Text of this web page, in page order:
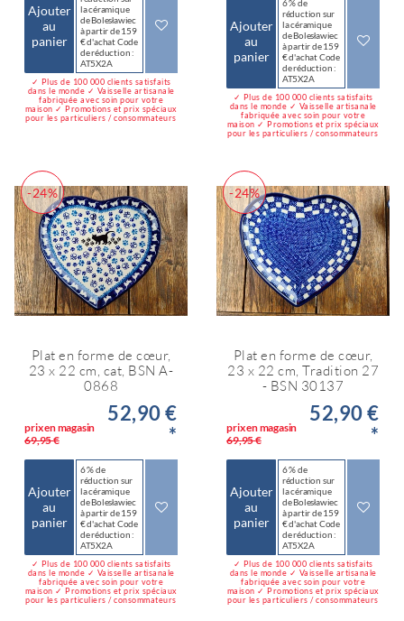
Ajouter
au
panier
la céramique
de Bolesławiec
à partir de 159
€ d'achat Code
de réduction :
AT5X2A
✓ Plus de 100 000 clients satisfaits
dans le monde ✓ Vaisselle artisanale
fabriquée avec soin pour votre
maison ✓ Promotions et prix spéciaux
pour les particuliers / consommateurs
Ajouter
au
panier
6 % de
réduction sur
la céramique
de Bolesławiec
à partir de 159
€ d'achat Code
de réduction :
AT5X2A
✓ Plus de 100 000 clients satisfaits
dans le monde ✓ Vaisselle artisanale
fabriquée avec soin pour votre
maison ✓ Promotions et prix spéciaux
pour les particuliers / consommateurs
-24%
Plat en forme de cœur,
23 x 22 cm, cat, BSN A-
0868
prix en magasin
69,95 €
52,90 €
*
Ajouter
au
panier
6 % de
réduction sur
la céramique
de Bolesławiec
à partir de 159
€ d'achat Code
de réduction :
AT5X2A
✓ Plus de 100 000 clients satisfaits
dans le monde ✓ Vaisselle artisanale
fabriquée avec soin pour votre
maison ✓ Promotions et prix spéciaux
pour les particuliers / consommateurs
-24%
Plat en forme de cœur,
23 x 22 cm, Tradition 27
- BSN 30137
prix en magasin
69,95 €
52,90 €
*
Ajouter
au
panier
6 % de
réduction sur
la céramique
de Bolesławiec
à partir de 159
€ d'achat Code
de réduction :
AT5X2A
✓ Plus de 100 000 clients satisfaits
dans le monde ✓ Vaisselle artisanale
fabriquée avec soin pour votre
maison ✓ Promotions et prix spéciaux
pour les particuliers / consommateurs